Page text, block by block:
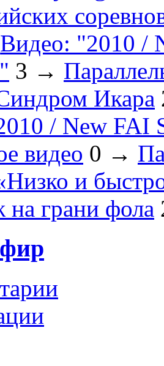
Видео: "2010 /
3 →
Икара
/ New FAI
видео 0 →
и
на грани фола